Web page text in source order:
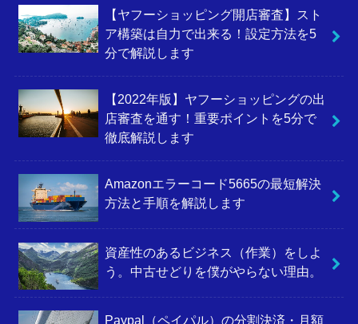
【ヤフーショッピング開店審査】スト
ア構築は自力で出来る！設定方法を5
分で解説します
【2022年版】ヤフーショッピングの出
店審査を通す！重要ポイントを5分で
徹底解説します
Amazonエラーコード5665の最短解決
方法と手順を解説します
資産性のあるビジネス（作業）をしよ
う。中古せどりを僕がやらない理由。
Paypal（ペイパル）の分割決済・月額